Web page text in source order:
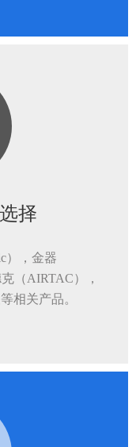
择
），金器
（AIRTAC），
相关产品。